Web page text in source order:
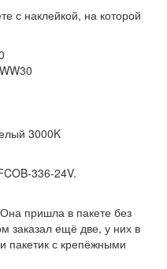
с наклейкой, на которой
3000K
336-24V.
пришла в пакете без
заказал ещё две, у них в
пакетик с крепёжными